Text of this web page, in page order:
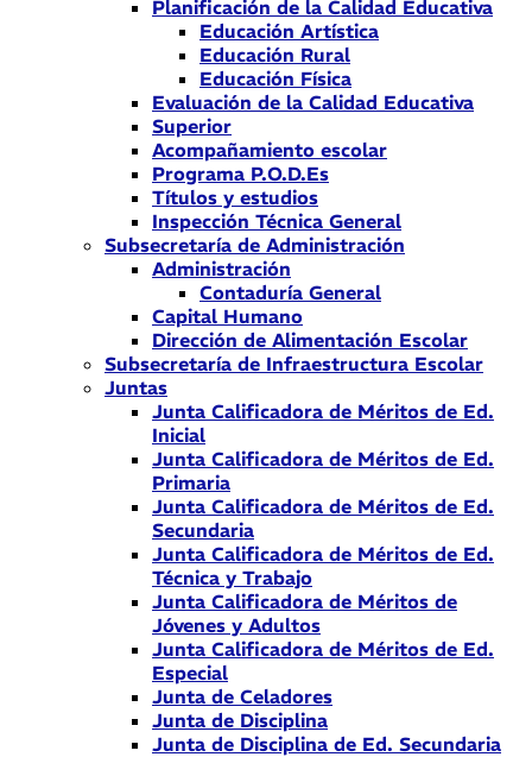
Planificación de la Calidad Educativa
Educación Artística
Educación Rural
Educación Física
Evaluación de la Calidad Educativa
Superior
Acompañamiento escolar
Programa P.O.D.Es
Títulos y estudios
Inspección Técnica General
Subsecretaría de Administración
Administración
Contaduría General
Capital Humano
Dirección de Alimentación Escolar
Subsecretaría de Infraestructura Escolar
Juntas
Junta Calificadora de Méritos de Ed.
Inicial
Junta Calificadora de Méritos de Ed.
Primaria
Junta Calificadora de Méritos de Ed.
Secundaria
Junta Calificadora de Méritos de Ed.
Técnica y Trabajo
Junta Calificadora de Méritos de
Jóvenes y Adultos
Junta Calificadora de Méritos de Ed.
Especial
Junta de Celadores
Junta de Disciplina
Junta de Disciplina de Ed. Secundaria